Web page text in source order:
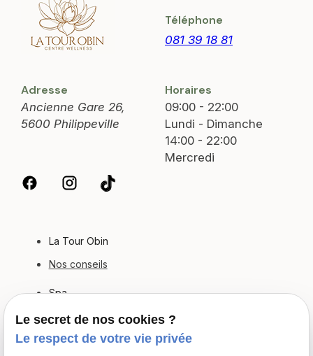
Téléphone
081 39 18 81
Adresse
Ancienne Gare 26,
5600 Philippeville
Horaires
09:00 - 22:00
Lundi - Dimanche
14:00 - 22:00
Mercredi
La Tour Obin
Nos conseils
Spa
La nuité
Spa en groupe
Le secret de nos cookies ?
Le respect de votre vie privée